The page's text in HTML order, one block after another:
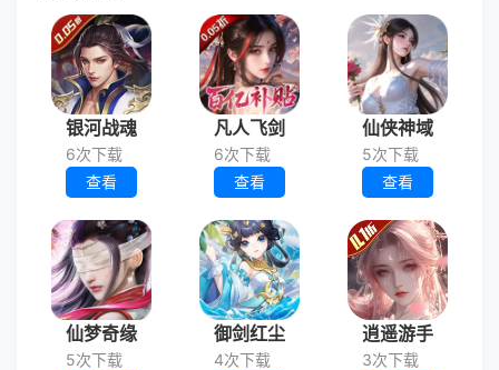
银河战魂
6次下载
查看
凡人飞剑
6次下载
查看
仙侠神域
5次下载
查看
仙梦奇缘
5次下载
御剑红尘
4次下载
逍遥游手
3次下载